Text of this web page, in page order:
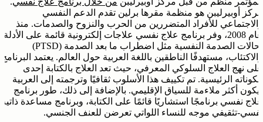
مركز أوبيرليبن هو منظمة مقرها برلين تقدم الدعم النفسي
والاجتماعي للأفراد المتضررين من الحرب والنزوح والصدمات. منذ
عام 2008، وفر برنامج علاج نفسي علاجات إلكترونية قائمة على الأدلة
لحالات الصدمة النفسية مثل اضطراب ما بعد الصدمة (PTSD)
والاكتئاب، مستهدفًا الناطقين باللغة العربية حول العالم. يعتمد البرنامج
على نهج العلاج السلوكي المعرفي، حيث تعد العلاج بالكتابة إحدى
مكوناته الرئيسية. تم تكييف هذا الأسلوب ثقافيًا وترجمته إلى العربية
ليكون أكثر ملاءمة للسياق الإقليمي. بالإضافة إلى ذلك، طور برنامج
علاج نفسي برنامجًا استشاريًا قائمًا على الكتابة، وبرنامج مساعدة ذاتية
نفسي-تثقيفي موجه للنساء اللواتي تعرضن للعنف الجنسي.